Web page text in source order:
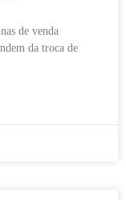
de venda
da troca de